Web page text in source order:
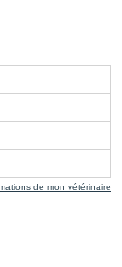
de mon vétérinaire